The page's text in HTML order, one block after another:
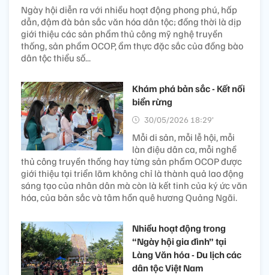
Ngày hội diễn ra với nhiều hoạt động phong phú, hấp
dẫn, đậm đà bản sắc văn hóa dân tộc; đồng thời là dịp
giới thiệu các sản phẩm thủ công mỹ nghệ truyền
thống, sản phẩm OCOP, ẩm thực đặc sắc của đồng bào
dân tộc thiểu số...
Khám phá bản sắc - Kết nối
biển rừng
30/05/2026 18:29’
Mỗi di sản, mỗi lễ hội, mỗi
làn điệu dân ca, mỗi nghề
thủ công truyền thống hay từng sản phẩm OCOP được
giới thiệu tại triển lãm không chỉ là thành quả lao động
sáng tạo của nhân dân mà còn là kết tinh của ký ức văn
hóa, của bản sắc và tâm hồn quê hương Quảng Ngãi.
Nhiều hoạt động trong
“Ngày hội gia đình” tại
Làng Văn hóa - Du lịch các
dân tộc Việt Nam